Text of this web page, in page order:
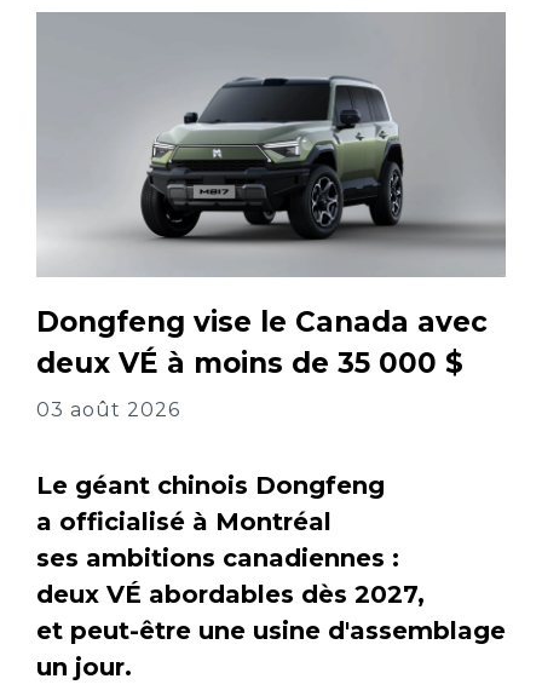
Dongfeng vise le Canada avec
deux VÉ à moins de 35 000 $
03 août 2026
Le géant chinois Dongfeng
a officialisé à Montréal
ses ambitions canadiennes :
deux VÉ abordables dès 2027,
et peut-être une usine d'assemblage
un jour.